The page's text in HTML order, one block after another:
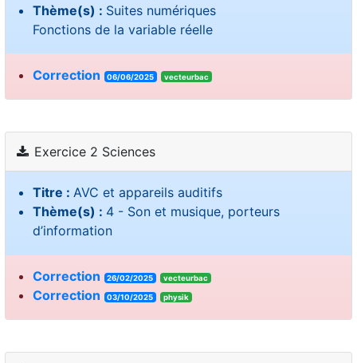
Thème(s) : Suites numériques
Fonctions de la variable réelle
Correction 06/06/2025 vecteurbac
Exercice 2 Sciences
Titre : AVC et appareils auditifs
Thème(s) : 4 - Son et musique, porteurs
d’information
Correction 26/02/2025 vecteurbac
Correction 03/10/2025 physik